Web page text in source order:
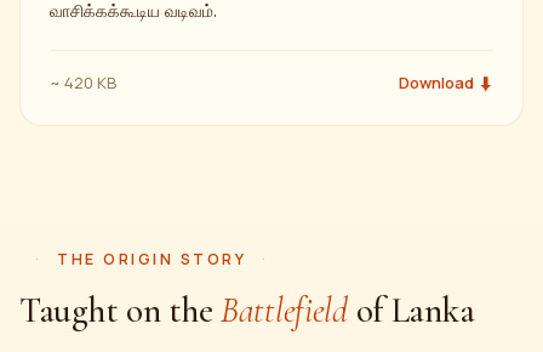
வாசிக்கக்கூடிய வடிவம்.
~ 420 KB Download ⬇
THE ORIGIN STORY
Taught on the Battlefieldof Lanka